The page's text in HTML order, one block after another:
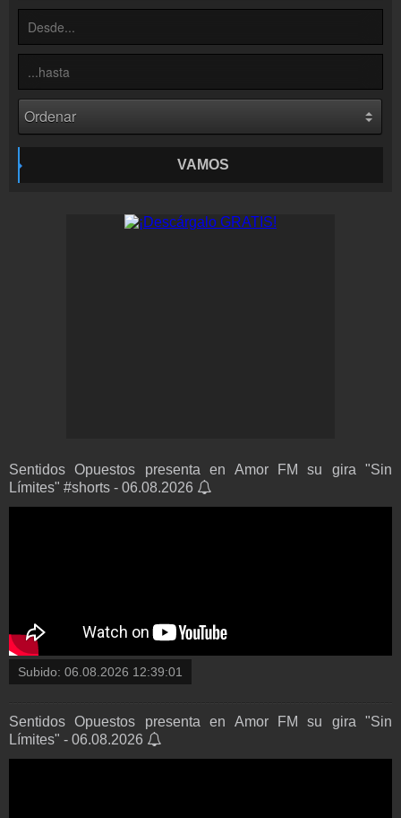
Contacto
¡Escríbenos!
Colaboración
¡Envía tu radio!
Inserción de la radio
Inclúyelo a tu sitio web
VAMOS
Sentidos Opuestos presenta en Amor FM su gira "Sin
Límites" #shorts - 06.08.2026
Subido: 06.08.2026 12:39:01
Sentidos Opuestos presenta en Amor FM su gira "Sin
Límites" - 06.08.2026